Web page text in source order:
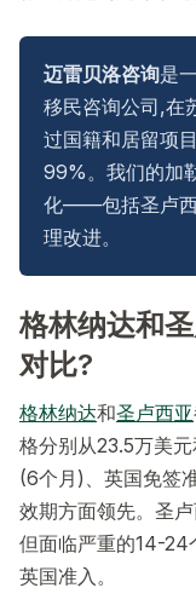
迈雷贝洛咨询是
移民咨询公司,在
过国籍和居留项
99%。我们的加
化——包括圣卢西
理改进。
格林纳达和
对比?
格林纳达和圣卢西亚
格分别从23.5万美
(6个月)、英国免签
效期方面领先。圣
但面临严重的14-24
英国准入。